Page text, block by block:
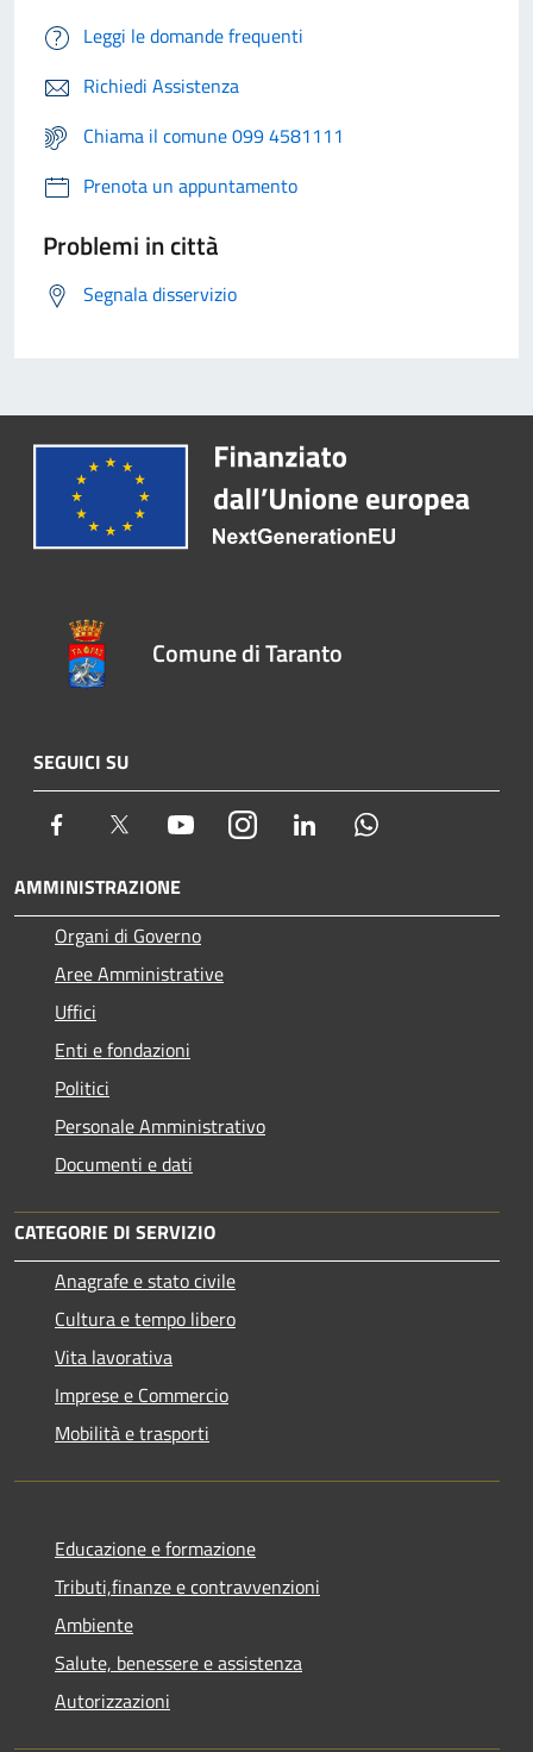
Leggi le domande frequenti
Richiedi Assistenza
Chiama il comune 099 4581111
Prenota un appuntamento
Problemi in città
Segnala disservizio
Comune di Taranto
SEGUICI SU
Facebook Twitter YoutubeInstagram LinkedIn
AMMINISTRAZIONE
Organi di Governo
Aree Amministrative
Uffici
Enti e fondazioni
Politici
Personale Amministrativo
Documenti e dati
CATEGORIE DI SERVIZIO
Anagrafe e stato civile
Cultura e tempo libero
Vita lavorativa
Imprese e Commercio
Mobilità e trasporti
Educazione e formazione
Tributi,finanze e contravvenzioni
Ambiente
Salute, benessere e assistenza
Autorizzazioni